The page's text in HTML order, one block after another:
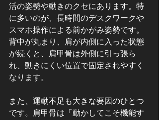
活の姿勢や動きのクセにあります。特
に多いのが、長時間のデスクワークや
スマホ操作による前かがみ姿勢です。
背中が丸まり、肩が内側に入った状態
が続くと、肩甲骨は外側に引っ張ら
れ、動きにくい位置で固定されやすく
なります。
また、運動不足も大きな要因のひとつ
です。肩甲骨は「動かしてこそ機能す